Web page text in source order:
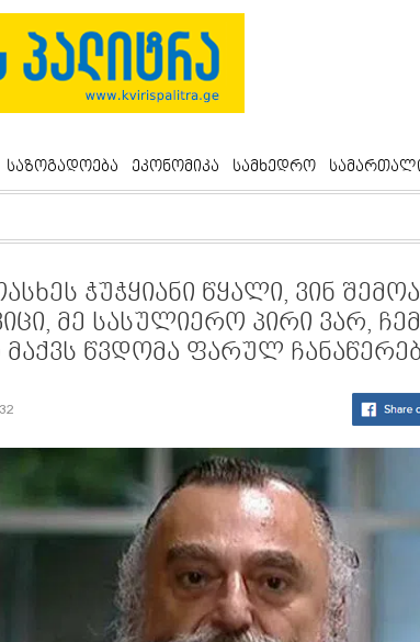
საზოგადოება ეკონომიკა სამხედრო
ჭუჭყიანი წყალი, ვინ
მე სასულიერო პირი ვარ,
მაქვს წვდომა ფარულ